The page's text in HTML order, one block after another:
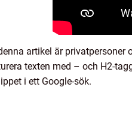
artikel är
texten med – och H2-
i ett Google-sök.